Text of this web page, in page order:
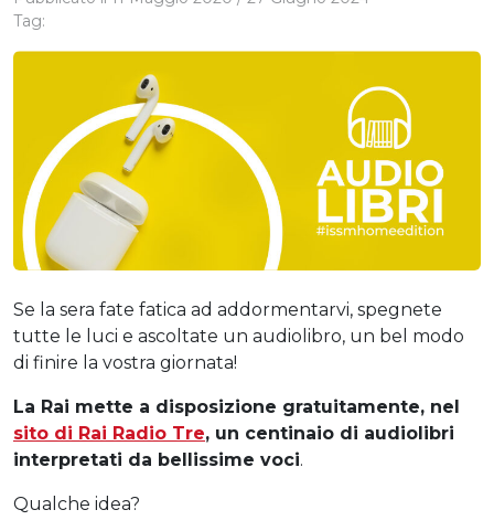
Tag:
Se la sera fate fatica ad addormentarvi, spegnete
tutte le luci e ascoltate un audiolibro, un bel modo
di finire la vostra giornata!
La Rai mette a disposizione gratuitamente, nel
sito di Rai Radio Tre, un centinaio di audiolibri
interpretati da bellissime voci.
Qualche idea?